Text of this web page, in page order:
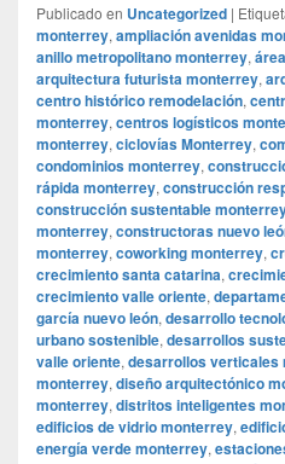
Publicado en Uncategorized |
monterrey, ampliación avenidas
anillo metropolitano monterrey,
arquitectura futurista monterrey,
centro histórico remodelación,
monterrey, centros logísticos
monterrey, ciclovías Monterrey,
condominios monterrey,
rápida monterrey, construcción
construcción sustentable
monterrey, constructoras nuevo
monterrey, coworking monterrey,
crecimiento santa catarina,
crecimiento valle oriente,
garcía nuevo león, desarrollo
urbano sostenible, desarrollos
valle oriente, desarrollos verticales
monterrey, diseño arquitectónico
monterrey, distritos inteligentes
edificios de vidrio monterrey,
energía verde monterrey,